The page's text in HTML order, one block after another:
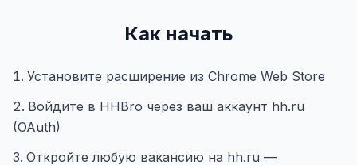
Как начать
Установите расширение из Chrome Web Store
Войдите в HHBro через ваш аккаунт hh.ru
(OAuth)
Откройте любую вакансию на hh.ru —